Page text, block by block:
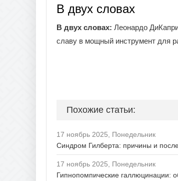
В двух словах
В двух словах: Леонардо
славу в мощный инструмент для
Похожие статьи:
17 ноябрь 2025, Понедельник
Синдром Гилберта: причины и
17 ноябрь 2025, Понедельник
Гипнопомпические галлюцинации: